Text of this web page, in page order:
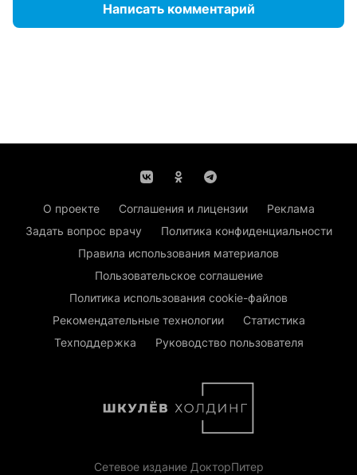
Написать комментарий
О проекте Соглашения и лицензии
Реклама
Задать вопрос врачу
Политика конфиденциальности
Правила использования материалов
Пользовательское соглашение
Политика использования cookie-файлов
Рекомендательные технологии
Статистика
Техподдержка
Руководство пользователя
Сетевое издание ДокторПитер